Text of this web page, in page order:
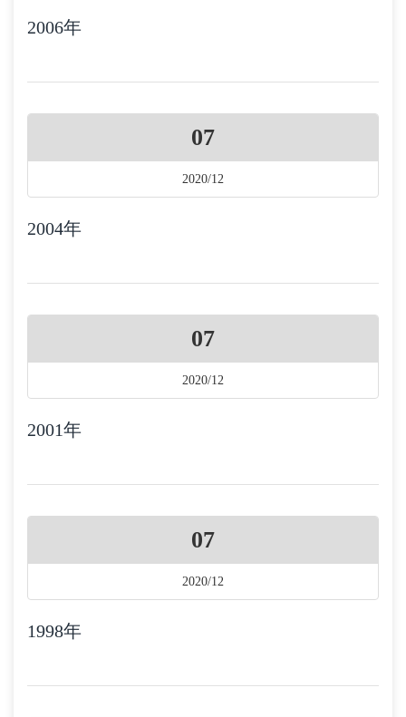
2006年
07
2020/12
2004年
07
2020/12
2001年
07
2020/12
1998年